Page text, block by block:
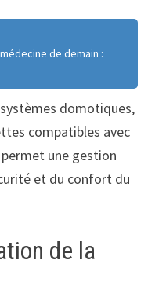
de demain :
domotiques,
compatibles avec
une gestion
et du confort du
de la